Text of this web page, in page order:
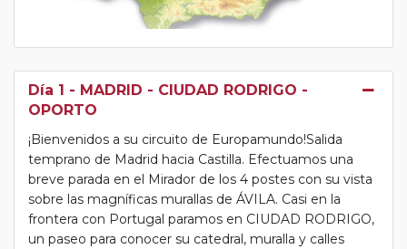
Día 1 - MADRID - CIUDAD RODRIGO -
OPORTO
¡Bienvenidos a su circuito de Europamundo!Salida
temprano de Madrid hacia Castilla. Efectuamos una
breve parada en el Mirador de los 4 postes con su vista
sobre las magníficas murallas de ÁVILA. Casi en la
frontera con Portugal paramos en CIUDAD RODRIGO,
un paseo para conocer su catedral, muralla y calles